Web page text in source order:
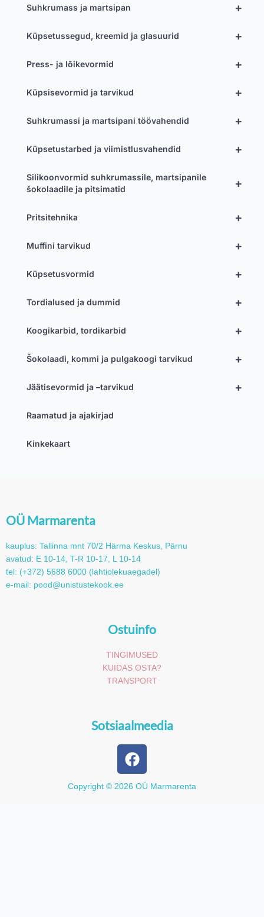
+
Suhkrumass ja martsipan
+
Küpsetussegud, kreemid ja glasuurid
+
Press- ja lõikevormid
+
Küpsisevormid ja tarvikud
+
Suhkrumassi ja martsipani töövahendid
+
Küpsetustarbed ja viimistlusvahendid
+
Silikoonvormid suhkrumassile, martsipanile
šokolaadile ja pitsimatid
+
Pritsitehnika
+
Muffini tarvikud
+
Küpsetusvormid
+
Tordialused ja dummid
+
Koogikarbid, tordikarbid
+
Šokolaadi, kommi ja pulgakoogi tarvikud
+
Jäätisevormid ja –tarvikud
Raamatud ja ajakirjad
Kinkekaart
OÜ Marmarenta
kauplus: Tallinna mnt 70/2 Härma Keskus, Pärnu
avatud: E 10-14, T-R 10-17, L 10-14
tel: (+372) 5688 6000 (lahtiolekuaegadel)
e-mail: pood@unistustekook.ee
Ostuinfo
TINGIMUSED
KUIDAS OSTA?
TRANSPORT
Sotsiaalmeedia
F
a
c
e
Copyright © 2026 OÜ Marmarenta